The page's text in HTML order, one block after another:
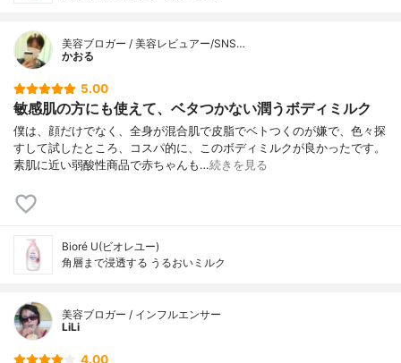
美容ブロガー / 美容レビュアー/SNS…
かおる
5.00
敏感肌の方にも使えて、ベタつかない潤うボディミルク
僕は、顔だけでなく、全身が混合肌で皮脂でベトつくのが嫌で、色々探
すして試したところ、コスパ的に、このボディミルクが良かったです。
素肌に近い弱酸性商品で赤ちゃんも…続きを見る
Bioré U(ビオレユー)
角層まで浸透する うるおいミルク
美容ブロガー / インフルエンサー
LiLi
4.00